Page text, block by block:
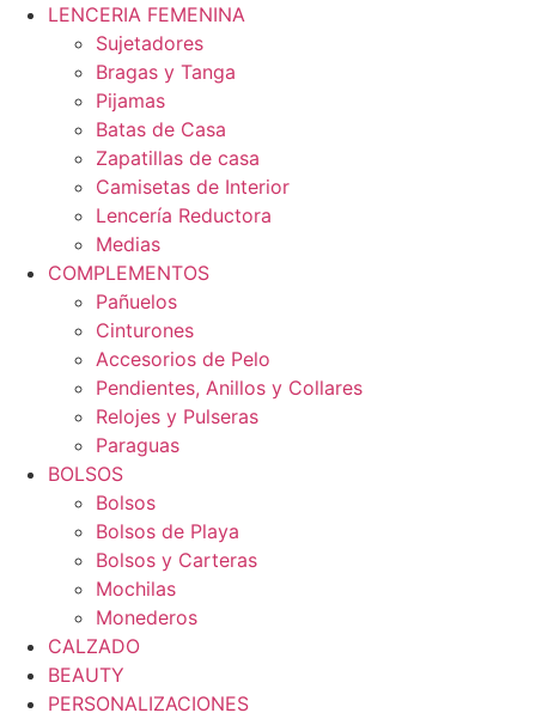
LENCERIA FEMENINA
Sujetadores
Bragas y Tanga
Pijamas
Batas de Casa
Zapatillas de casa
Camisetas de Interior
Lencería Reductora
Medias
COMPLEMENTOS
Pañuelos
Cinturones
Accesorios de Pelo
Pendientes, Anillos y Collares
Relojes y Pulseras
Paraguas
BOLSOS
Bolsos
Bolsos de Playa
Bolsos y Carteras
Mochilas
Monederos
CALZADO
BEAUTY
PERSONALIZACIONES